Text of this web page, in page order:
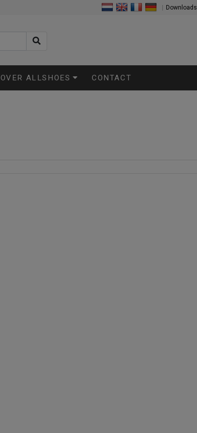
Downloads
OVER ALLSHOES CONTACT